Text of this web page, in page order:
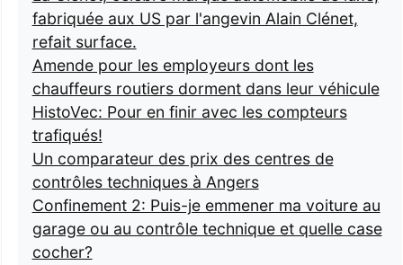
fabriquée aux US par l'angevin Alain Clénet,
refait surface.
Amende pour les employeurs dont les
chauffeurs routiers dorment dans leur véhicule
HistoVec: Pour en finir avec les compteurs
trafiqués!
Un comparateur des prix des centres de
contrôles techniques à Angers
Confinement 2: Puis-je emmener ma voiture au
garage ou au contrôle technique et quelle case
cocher?